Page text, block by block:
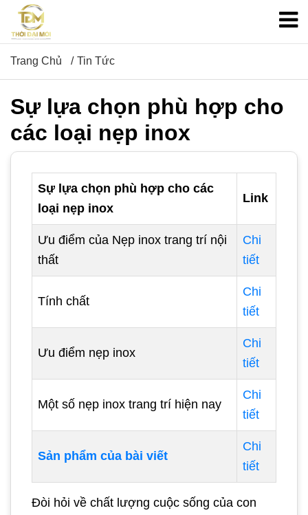
Trang Chủ Tin Tức
Sự lựa chọn phù hợp cho
các loại nẹp inox
Sự lựa chọn phù hợp cho các
loại nẹp inox
Link
Ưu điểm của Nẹp inox trang trí nội
thất
Chi
tiết
Tính chất
Chi
tiết
Ưu điểm nẹp inox
Chi
tiết
Một số nẹp inox trang trí hiện nay
Chi
tiết
Sản phẩm của bài viết
Chi
tiết
Đòi hỏi về chất lượng cuộc sống của con